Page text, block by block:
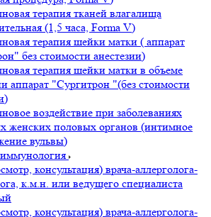
терапия тканей влагалища
(1,5 часа, Forma V)
терапия шейки матки ( аппарат
без стоимости анестезии)
терапия шейки матки в объеме
аппарат "Сургитрон "(без стоимости
воздействие при заболеваниях
женских половых органов (интимное
вульвы)
консультация) врача-аллерголога-
к.м.н. или ведущего специалиста
консультация) врача-аллерголога-